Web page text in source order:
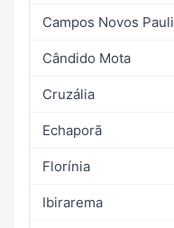
Campos Novos
Cândido Mota
Cruzália
Echaporã
Florínia
Ibirarema